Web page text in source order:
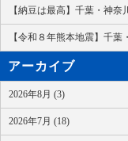
【納豆は最高】千葉・神
【令和８年熊本地震】千
アーカイブ
2026年8月 (3)
2026年7月 (18)